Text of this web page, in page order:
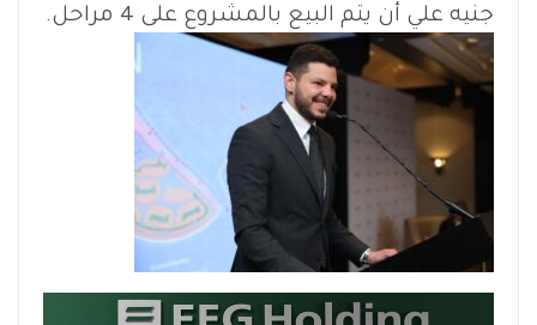
جنيه علي أن يتم البيع بالمشروع على 4 مراحل.